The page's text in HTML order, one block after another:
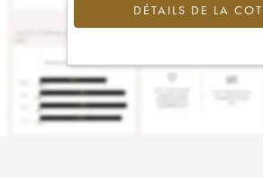
DÉTAILS DE LA